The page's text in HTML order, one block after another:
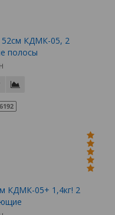
52см КДМК-05, 2
полосы
КДМК-05+ 1,4кг! 2